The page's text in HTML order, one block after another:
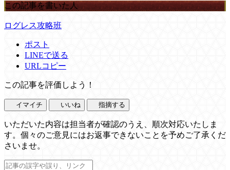
この記事を書いた人
ログレス攻略班
ポスト
LINEで送る
URLコピー
この記事を評価しよう！
イマイチ いいね 指摘する
いただいた内容は担当者が確認のうえ、順次対応いたしま
す。個々のご意見にはお返事できないことを予めご了承くだ
さいませ。